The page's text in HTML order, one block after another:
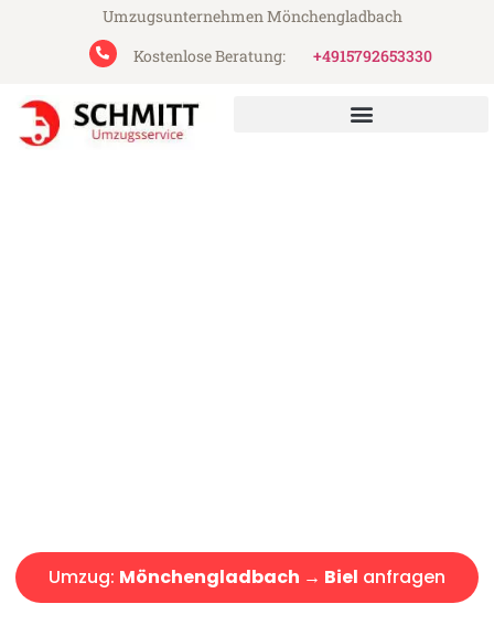
Umzugsunternehmen Mönchengladbach
Kostenlose Beratung:
+4915792653330
Umzug: Mönchengladbach → Biel anfragen